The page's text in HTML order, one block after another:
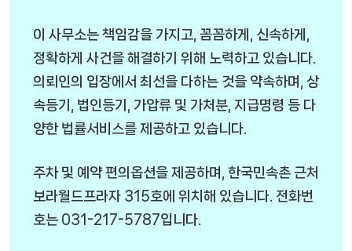
이 사무소는 책임감을 가지고, 꼼꼼하게, 신속하게,
정확하게 사건을 해결하기 위해 노력하고 있습니다.
의뢰인의 입장에서 최선을 다하는 것을 약속하며, 상
속등기, 법인등기, 가압류 및 가처분, 지급명령 등 다
양한 법률서비스를 제공하고 있습니다.
주차 및 예약 편의옵션을 제공하며, 한국민속촌 근처
보라월드프라자 315호에 위치해 있습니다. 전화번
호는 031-217-5787입니다.